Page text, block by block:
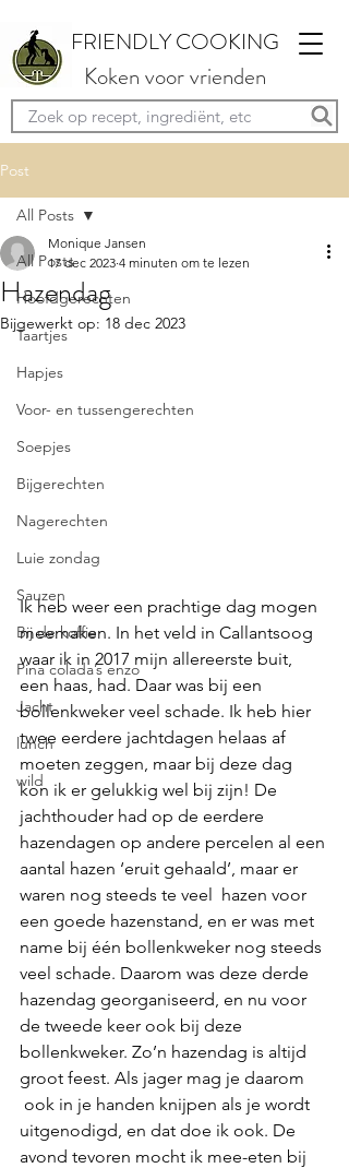
FRIENDLY COOKING
Koken voor vrienden
Post
All Posts
Hoofdgerechten
Taartjes
Hapjes
Voor- en tussengerechten
Soepjes
Bijgerechten
Nagerechten
Luie zondag
Sauzen
Bij de koffie
Pina colada’s enzo
Jacht
lunch
wild
All Posts
Hazendag
Monique Jansen
17 dec 2023 4 minuten om te lezen
Bijgewerkt op: 18 dec 2023
Ik heb weer een prachtige dag mogen
meemaken. In het veld in Callantsoog
waar ik in 2017 mijn allereerste buit,
een haas, had. Daar was bij een
bollenkweker veel schade. Ik heb hier
twee eerdere jachtdagen helaas af
moeten zeggen, maar bij deze dag
kon ik er gelukkig wel bij zijn! De
jachthouder had op de eerdere
hazendagen op andere percelen al een
aantal hazen ‘eruit gehaald’, maar er
waren nog steeds te veel  hazen voor
een goede hazenstand, en er was met
name bij één bollenkweker nog steeds
veel schade. Daarom was deze derde
hazendag georganiseerd, en nu voor
de tweede keer ook bij deze
bollenkweker. Zo’n hazendag is altijd
groot feest. Als jager mag je daarom
ook in je handen knijpen als je wordt
uitgenodigd, en dat doe ik ook. De
avond tevoren mocht ik mee-eten bij